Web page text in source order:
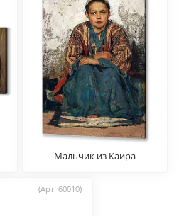
Мальчик из Каира
(Арт: 60010)